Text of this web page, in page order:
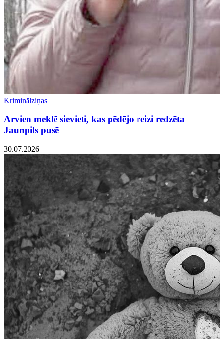
Kriminālziņas
Arvien meklē sievieti, kas pēdējo reizi redzēta
Jaunpils pusē
30.07.2026